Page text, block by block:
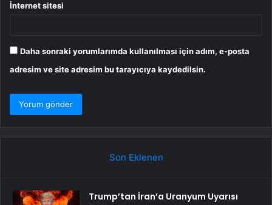
İnternet sitesi
Daha sonraki yorumlarımda kullanılması için adım, e-posta
adresim ve site adresim bu tarayıcıya kaydedilsin.
Son Eklenen
Trump’tan İran’a Uranyum Uyarısı